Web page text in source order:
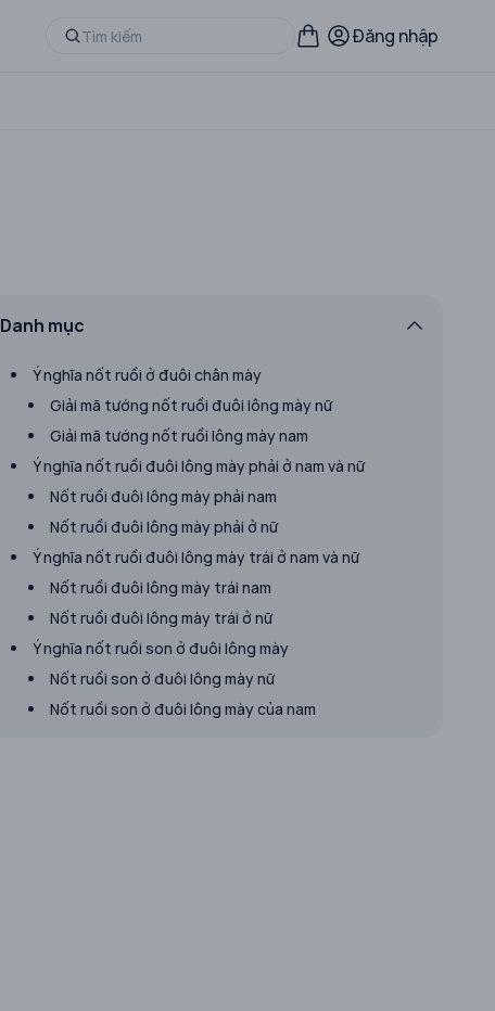
Đăng nhập
Danh mục
Ý nghĩa nốt ruồi ở đuôi chân mày
Giải mã tướng nốt ruồi đuôi lông mày nữ
Giải mã tướng nốt ruồi lông mày nam
Ý nghĩa nốt ruồi đuôi lông mày phải ở nam và nữ
Nốt ruồi đuôi lông mày phải nam
Nốt ruồi đuôi lông mày phải ở nữ
Ý nghĩa nốt ruồi đuôi lông mày trái ở nam và nữ
Nốt ruồi đuôi lông mày trái nam
Nốt ruồi đuôi lông mày trái ở nữ
Ý nghĩa nốt ruồi son ở đuôi lông mày
Nốt ruồi son ở đuôi lông mày nữ
Nốt ruồi son ở đuôi lông mày của nam